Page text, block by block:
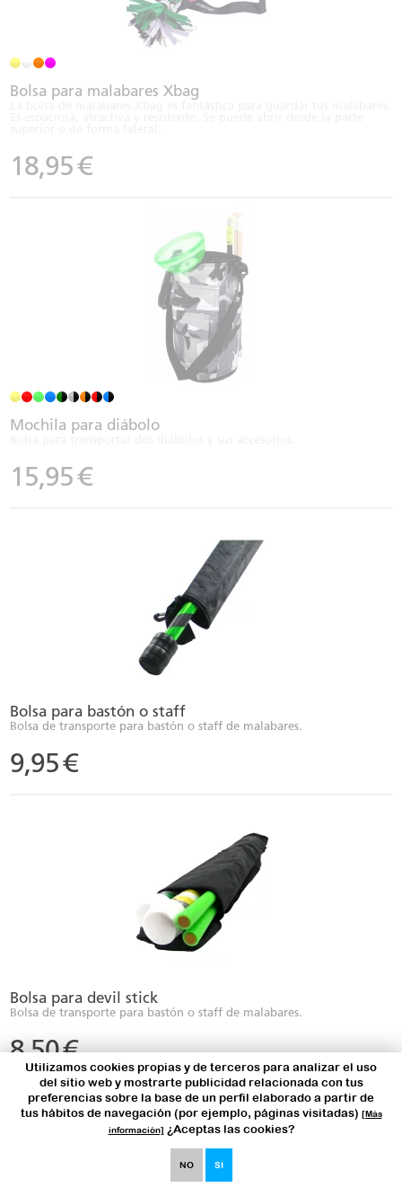
Utilizamos cookies propias y de terceros para analizar el uso
del sitio web y mostrarte publicidad relacionada con tus
preferencias sobre la base de un perfil elaborado a partir de
tus hábitos de navegación (por ejemplo, páginas visitadas) [Más
información] ¿Aceptas las cookies?
NO SI
Bolsa para malabares Xbag
18,95€
Mochila para diábolo
15,95€
Bolsa para bastón o staff
Bolsa de transporte para bastón o staff de malabares.
9,95€
Bolsa para devil stick
Bolsa de transporte para bastón o staff de malabares.
8,50€